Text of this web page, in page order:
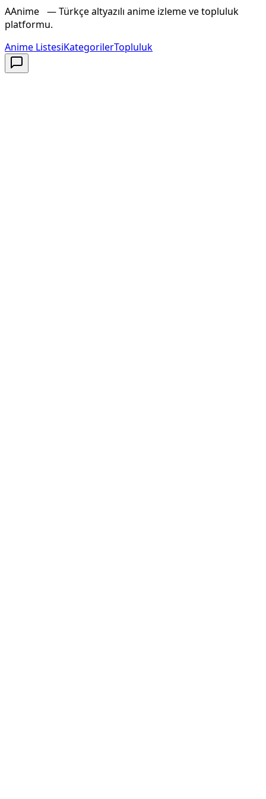
AAnime — Türkçe altyazılı anime izleme ve topluluk
platformu.
Anime ListesiKategorilerTopluluk